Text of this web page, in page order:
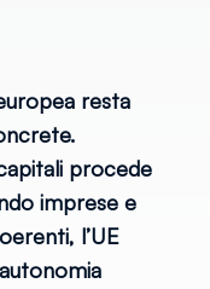
resta
procede
imprese e
l’UE